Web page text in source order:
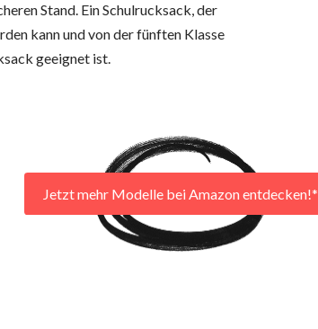
Stand. Ein Schulrucksack, der
kann und von der fünften Klasse
geeignet ist.
Jetzt mehr Modelle bei Amazon entdecken!*